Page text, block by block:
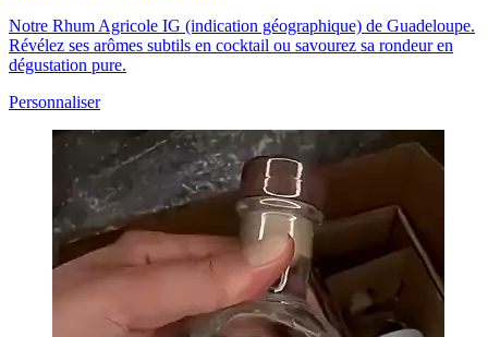
Notre Rhum Agricole IG (indication géographique) de Guadeloupe.
Révélez ses arômes subtils en cocktail ou savourez sa rondeur en
dégustation pure.
Personnaliser